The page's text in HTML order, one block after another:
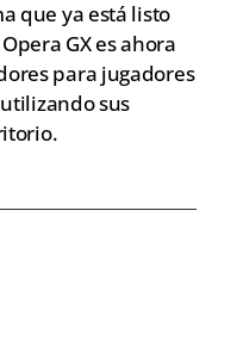
que ya está listo
GX es ahora
para jugadores
sus